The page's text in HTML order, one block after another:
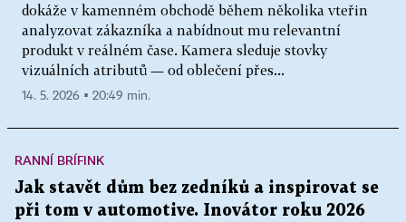
dokáže v kamenném obchodě během několika vteřin
analyzovat zákazníka a nabídnout mu relevantní
produkt v reálném čase. Kamera sleduje stovky
vizuálních atributů — od oblečení přes...
14. 5. 2026 ▪ 20:49 min.
RANNÍ BRÍFINK
Jak stavět dům bez zedníků a inspirovat se
při tom v automotive. Inovátor roku 2026